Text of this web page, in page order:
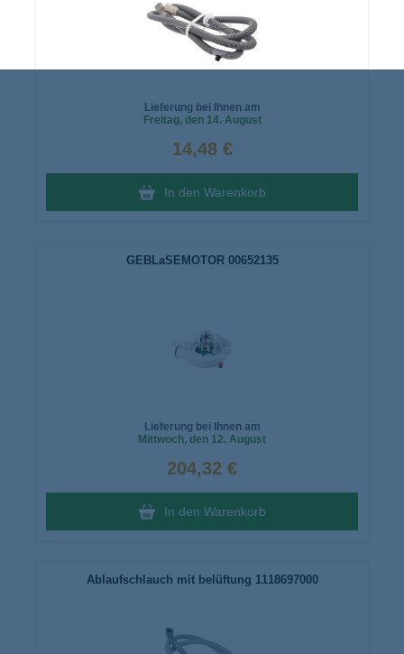
Lieferung bei Ihnen am
Freitag, den 14. August
14,48 €
In den Warenkorb
GEBLaSEMOTOR 00652135
Lieferung bei Ihnen am
Mittwoch, den 12. August
204,32 €
In den Warenkorb
Ablaufschlauch mit belüftung 1118697000